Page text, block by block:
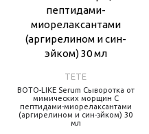
TETE
BOTO-LIKE Serum Сыворотка от
мимических морщин С
пептидами-миорелаксантами
(аргирелином и син-эйком) 30
мл